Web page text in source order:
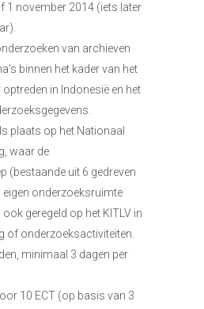
1 november 2014 (iets later
van archieven
binnen het kader van het
in Indonesië en het
plaats op het Nationaal
waar de
(bestaande uit 6 gedreven
eigen onderzoeksruimte
geregeld op het KITLV in
of onderzoeksactiviteiten.
minimaal 3 dagen per
10 ECT (op basis van 3